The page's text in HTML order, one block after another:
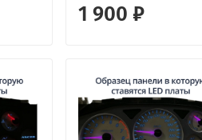
1 900 ₽